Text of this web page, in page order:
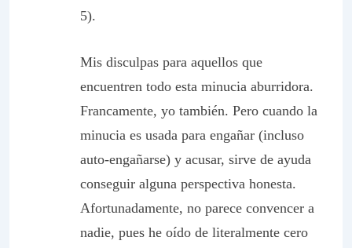
5).
Mis disculpas para aquellos que
encuentren todo esta minucia aburridora.
Francamente, yo también. Pero cuando la
minucia es usada para engañar (incluso
auto-engañarse) y acusar, sirve de ayuda
conseguir alguna perspectiva honesta.
Afortunadamente, no parece convencer a
nadie, pues he oído de literalmente cero